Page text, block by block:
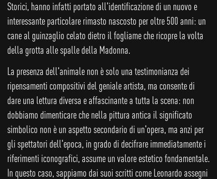
Storici, hanno infatti portato all'identificazione di un nuovo e
interessante particolare rimasto nascosto per oltre 500 anni: un
cane al guinzaglio celato dietro il fogliame che ricopre la volta
della grotta alle spalle della Madonna.
La presenza dell'animale non è solo una testimonianza dei
ripensamenti compositivi del geniale artista, ma consente di
dare una lettura diversa e affascinante a tutta la scena: non
dobbiamo dimenticare che nella pittura antica il significato
simbolico non è un aspetto secondario di un'opera, ma anzi per
gli spettatori dell'epoca, in grado di decifrare immediatamente i
riferimenti iconografici, assume un valore estetico fondamentale.
In questo caso, sappiamo dai suoi scritti come Leonardo assegni